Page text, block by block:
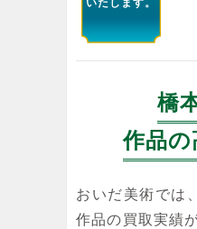
橋
作品の
おいだ美術では
作品の買取実績